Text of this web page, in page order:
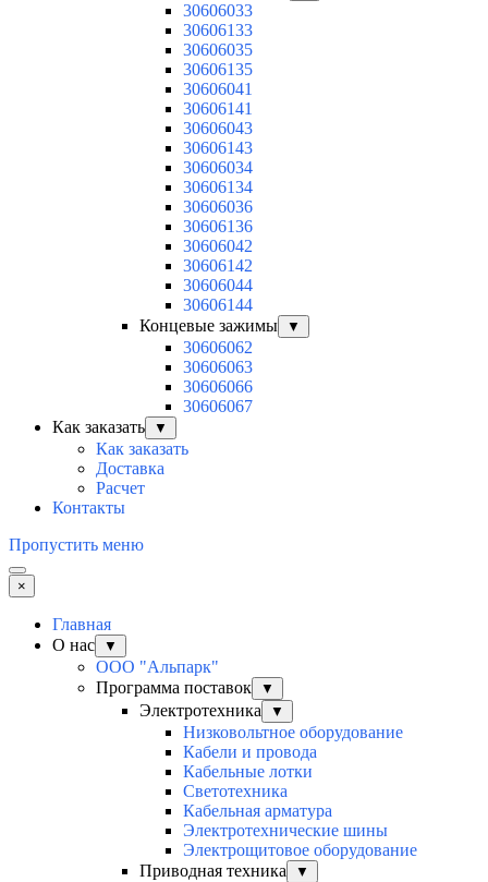
30606033
30606133
30606035
30606135
30606041
30606141
30606043
30606143
30606034
30606134
30606036
30606136
30606042
30606142
30606044
30606144
Концевые зажимы
▼
30606062
30606063
30606066
30606067
Как заказать
▼
Как заказать
Доставка
Расчет
Контакты
Пропустить меню
×
Главная
О нас
▼
ООО "Альпарк"
Программа поставок
▼
Электротехника ▼
Низковольтное оборудование
Кабели и провода
Кабельные лотки
Светотехника
Кабельная арматура
Электротехнические шины
Электрощитовое оборудование
Приводная техника
▼